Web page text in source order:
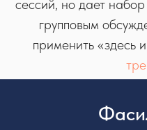
сессий, но дает
групповым
применить «здесь